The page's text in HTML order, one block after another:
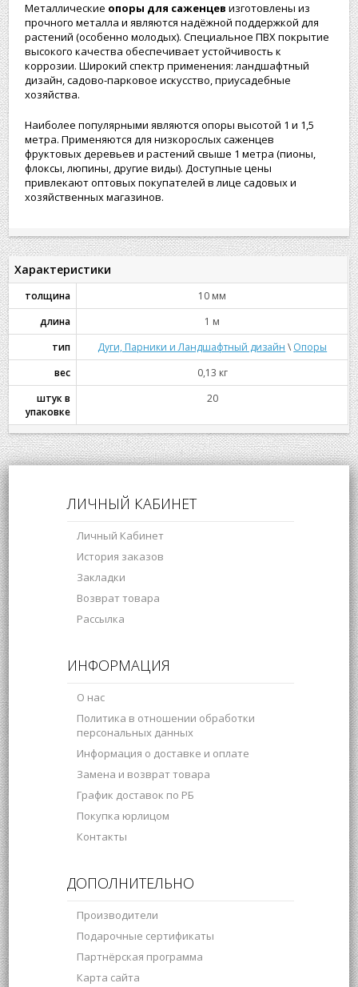
Металлические опоры для саженцев изготовлены из
прочного металла и являются надёжной поддержкой для
растений (особенно молодых). Специальное ПВХ покрытие
высокого качества обеспечивает устойчивость к
коррозии. Широкий спектр применения: ландшафтный
дизайн, садово-парковое искусство, приусадебные
хозяйства.
Наиболее популярными являются опоры высотой 1 и 1,5
метра. Применяются для низкорослых саженцев
фруктовых деревьев и растений свыше 1 метра (пионы,
флоксы, люпины, другие виды). Доступные цены
привлекают оптовых покупателей в лице садовых и
хозяйственных магазинов.
Характеристики
толщина
10 мм
длина
1 м
тип
Дуги, Парники и Ландшафтный дизайн \ Опоры
вес
0,13 кг
штук в
упаковке
20
ЛИЧНЫЙ КАБИНЕТ
Личный Кабинет
История заказов
Закладки
Возврат товара
Рассылка
ИНФОРМАЦИЯ
О нас
Политика в отношении обработки
персональных данных
Информация о доставке и оплате
Замена и возврат товара
График доставок по РБ
Покупка юрлицом
Контакты
ДОПОЛНИТЕЛЬНО
Производители
Подарочные сертификаты
Партнёрская программа
Карта сайта